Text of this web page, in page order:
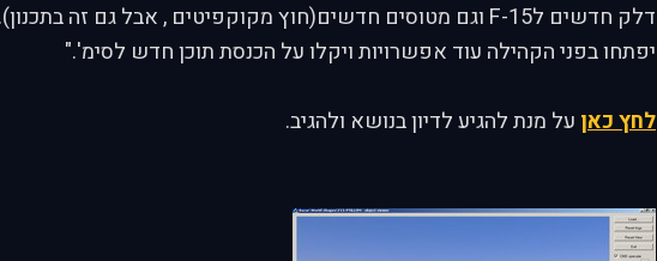
יפתחו בפני הקהילה עוד אפשרויות ויקלו על הכנסת תוכן חדש לסימ'."
לחץ כאן על מנת להגיע לדיון בנושא ולהגיב.